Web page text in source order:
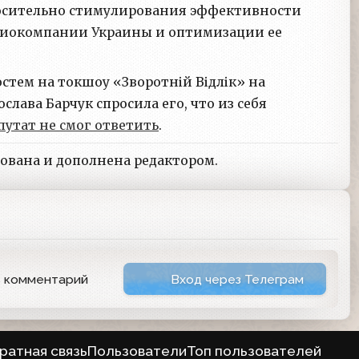
стимулирования эффективности
Украины и оптимизации ее
на токшоу «Зворотній Відлік» на
Барчук спросила его, что из себя
не смог ответить.
и дополнена редактором.
комментарий Вход через Телеграм
связьПользователиТоп пользователей